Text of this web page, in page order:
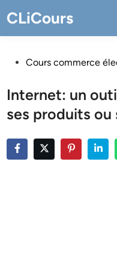
to
content
CLiCours
PostedCours commerce
Internet: un
ses produits ou